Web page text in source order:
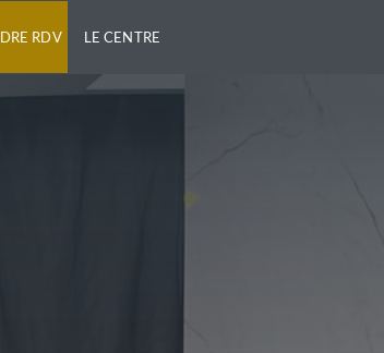
RDV LE CENTRE